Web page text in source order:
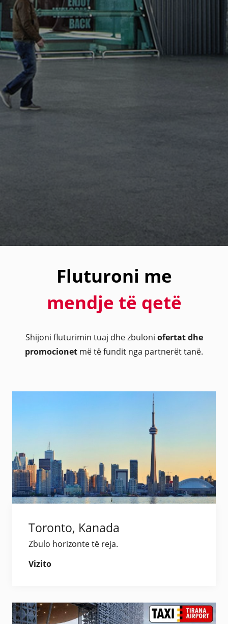
Fluturoni me
mendje të qetë
Shijoni fluturimin tuaj dhe zbuloni ofertat dhe
promocionet më të fundit nga partnerët tanë.
Toronto, Kanada
Zbulo horizonte të reja.
Vizito